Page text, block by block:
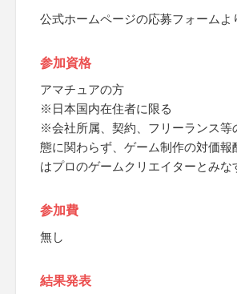
公式ホームページの応募フォームよ
参加資格
アマチュアの方
※日本国内在住者に限る
※会社所属、契約、フリーランス等
態に関わらず、ゲーム制作の対価報
はプロのゲームクリエイターとみな
参加費
無し
結果発表